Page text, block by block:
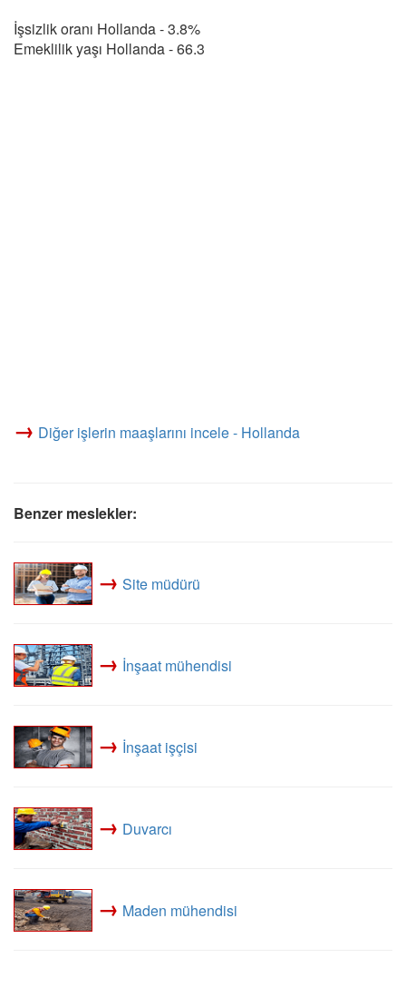
İşsizlik oranı Hollanda - 3.8%
Emeklilik yaşı Hollanda - 66.3
→ Diğer işlerin maaşlarını incele - Hollanda
Benzer meslekler:
→ Site müdürü
→ İnşaat mühendisi
→ İnşaat işçisi
→ Duvarcı
→ Maden mühendisi